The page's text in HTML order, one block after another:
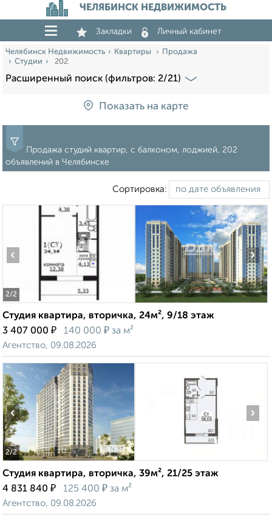
ЧЕЛЯБИНСК НЕДВИЖИМОСТЬ
Закладки Личный кабинет
Челябинск Недвижимость Квартиры
Продажа
Студии
202
Расширенный поиск (фильтров: 2/21)
Показать на карте
Продажа студий квартир, с балконом, лоджией, 202
объявлений в Челябинске
Сортировка:
2/2
‹ ›
Студия квартира, вторичка, 24м², 9/18 этаж
3 407 000 ₽ 140 000 ₽ за м²
Агентство, 09.08.2026
2/2
‹ ›
Студия квартира, вторичка, 39м², 21/25 этаж
4 831 840 ₽ 125 400 ₽ за м²
Агентство, 09.08.2026